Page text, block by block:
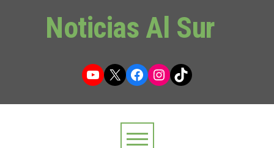
Noticias Al Sur
YouTube
X Facebook
Instagram
TikTok